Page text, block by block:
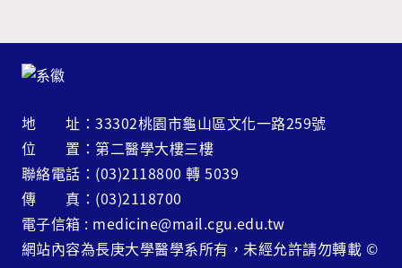
地 址：33302桃園市龜山區文化一路259號
位 置：第二醫學大樓三樓
聯絡電話：(03)2118800 轉 5039
傳 真：(03)2118700
電子信箱 : medicine@mail.cgu.edu.tw
網站內容為長庚大學醫學系所有，未經允許請勿轉載 ©